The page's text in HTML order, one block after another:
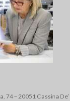
74 – 20051 Cassina